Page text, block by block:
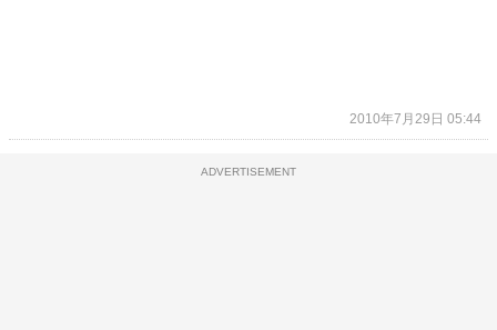
2010年7月29日 05:44
ADVERTISEMENT